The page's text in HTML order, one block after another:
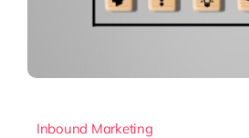
Inbound Marketing